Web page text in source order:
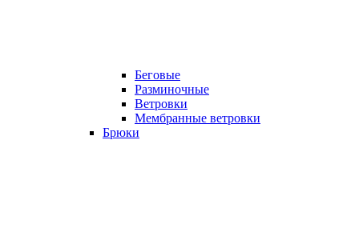
Беговые
Разминочные
Ветровки
Мембранные ветровки
Брюки